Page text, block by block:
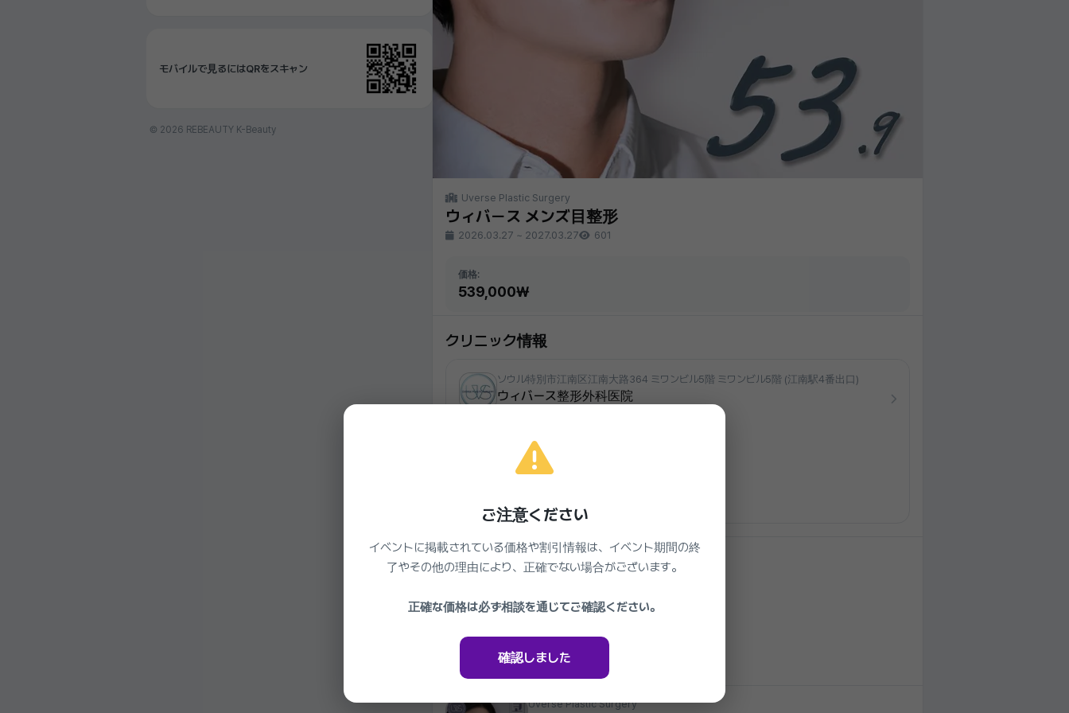
モバイルで見るにはQRをスキャン
© 2026 REBEAUTY K-Beauty
Uverse Plastic Surgery
ウィバース メンズ目整形
2026.03.27 ~ 2027.03.27 601
価格:
539,000₩
クリニック情報
ソウル特別市江南区江南大路364 ミワンビル5階 ミワンビル5階 (江南駅4番出口)
ウィバース整形外科医院
平日 10:00~19:00、土曜日 10:00~17:00
目、鼻、リフティング再手術専門
同じクリニックの他のイベント
Uverse Plastic Surgery
ウィバース 鼻整形
2026.03.27 ~ 2027.03.27
Uverse Plastic Surgery
ご注意ください
イベントに掲載されている価格や割引情報は、イベント期間の終
了やその他の理由により、正確でない場合がございます。
正確な価格は必ず相談を通じてご確認ください。
確認しました